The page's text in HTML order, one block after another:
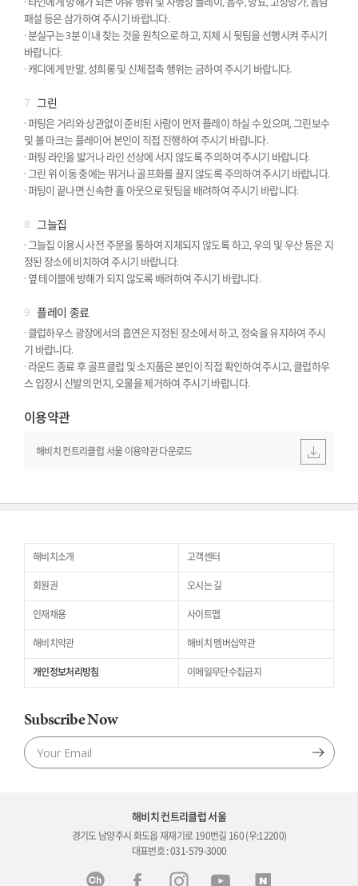
패설 등은 삼가하여 주시기 바랍니다.
· 분실구는 3분 이내 찾는 것을 원칙으로 하고, 지체 시 뒷팀을 선행시켜 주시기
바랍니다.
· 캐디에게 반말, 성희롱 및 신체접촉 행위는 금하여 주시기 바랍니다.
7 그린
· 퍼팅은 거리와 상관없이 준비된 사람이 먼저 플레이 하실 수 있으며, 그린보수
및 볼 마크는 플레이어 본인이 직접 진행하여 주시기 바랍니다.
· 퍼팅 라인을 밟거나 라인 선상에 서지 않도록 주의하여 주시기 바랍니다.
· 그린 위 이동 중에는 뛰거나 골프화를 끌지 않도록 주의하여 주시기 바랍니다.
· 퍼팅이 끝나면 신속한 홀 아웃으로 뒷팀을 배려하여 주시기 바랍니다.
8 그늘집
· 그늘집 이용시 사전 주문을 통하여 지체되지 않도록 하고, 우의 및 우산 등은 지
정된 장소에 비치하여 주시기 바랍니다.
· 옆 테이블에 방해가 되지 않도록 배려하여 주시기 바랍니다.
9 플레이 종료
· 클럽하우스 광장에서의 흡연은 지정된 장소에서 하고, 정숙을 유지하여 주시
기 바랍니다.
· 라운드 종료 후 골프클럽 및 소지품은 본인이 직접 확인하여 주시고, 클럽하우
스 입장시 신발의 먼지, 오물을 제거하여 주시기 바랍니다.
이용약관
해비치 컨트리클럽 서울 이용약관 다운로드
해비치소개 고객센터
회원권 오시는 길
인재채용 사이트맵
해비치약관 해비치 멤버십약관
개인정보처리방침 이메일무단수집금지
Subscribe Now
해비치 컨트리클럽 서울
경기도 남양주시 화도읍 재재기로 190번길 160 (우:12200)
대표번호 : 031-579-3000